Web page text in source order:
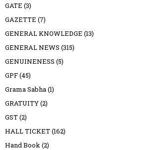
GATE (3)
GAZETTE (7)
GENERAL KNOWLEDGE (13)
GENERAL NEWS (315)
GENUINENESS (5)
GPF(45)
Grama Sabha(1)
GRATUITY(2)
GST(2)
HALL TICKET(162)
Hand Book(2)